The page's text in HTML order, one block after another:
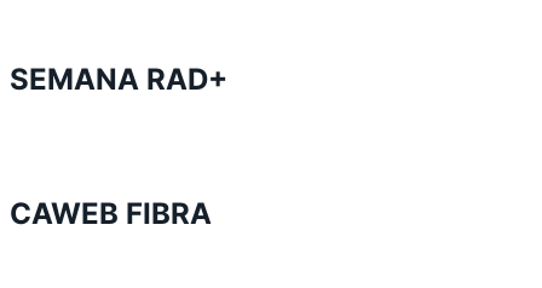
SEMANA RAD+
CAWEB FIBRA